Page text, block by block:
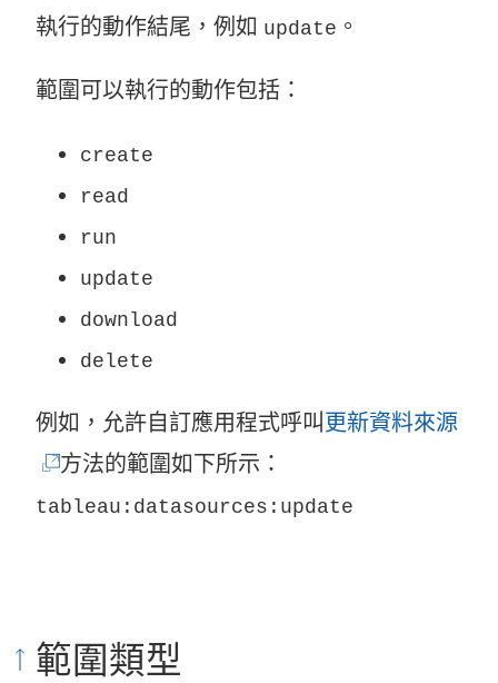
執行的動作結尾，例如 update 。
範圍可以執行的動作包括：
create
read
run
update
download
delete
例如，允許自訂應用程式呼叫更新資料來源
方法的範圍如下所示：
tableau:datasources:update
範圍類型